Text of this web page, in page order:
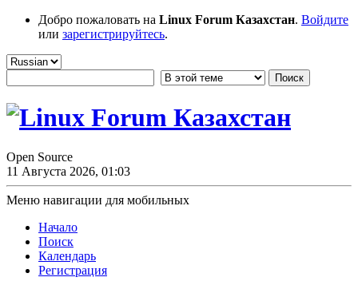
Добро пожаловать на Linux Forum Казахстан. Войдите
или зарегистрируйтесь.
Open Source
11 Августа 2026, 01:03
Меню навигации для мобильных
Начало
Поиск
Календарь
Регистрация